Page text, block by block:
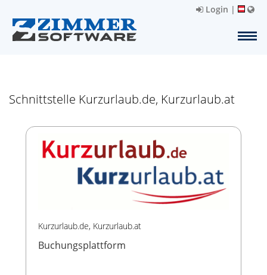
Login |
Schnittstelle Kurzurlaub.de, Kurzurlaub.at
Kurzurlaub.de, Kurzurlaub.at
Buchungsplattform